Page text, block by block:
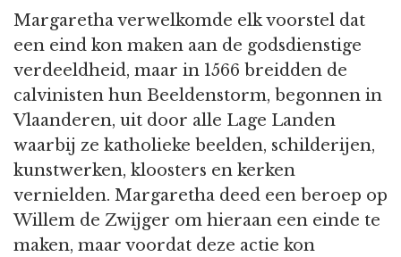
Margaretha verwelkomde elk voorstel dat
een eind kon maken aan de godsdienstige
verdeeldheid, maar in 1566 breidden de
calvinisten hun Beeldenstorm, begonnen in
Vlaanderen, uit door alle Lage Landen
waarbij ze katholieke beelden, schilderijen,
kunstwerken, kloosters en kerken
vernielden. Margaretha deed een beroep op
Willem de Zwijger om hieraan een einde te
maken, maar voordat deze actie kon